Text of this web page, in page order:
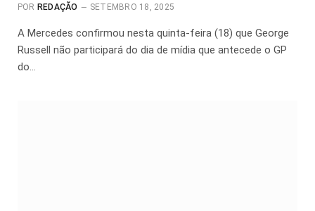
POR REDAÇÃO SETEMBRO 18, 2025
A Mercedes confirmou nesta quinta-feira (18) que George
Russell não participará do dia de mídia que antecede o GP
do…